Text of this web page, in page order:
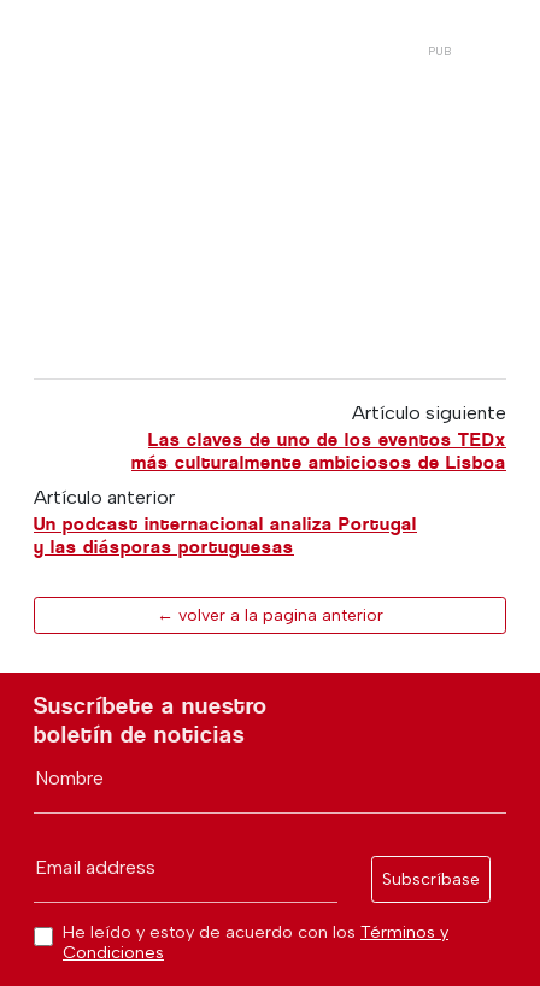
Artículo siguiente
Las claves de uno de los eventos TEDx
más culturalmente ambiciosos de Lisboa
Artículo anterior
Un podcast internacional analiza Portugal
y las diásporas portuguesas
← volver a la pagina anterior
Suscríbete a nuestro
boletín de noticias
Nombre
Email address
Subscríbase
He leído y estoy de acuerdo con los Términos y
Condiciones